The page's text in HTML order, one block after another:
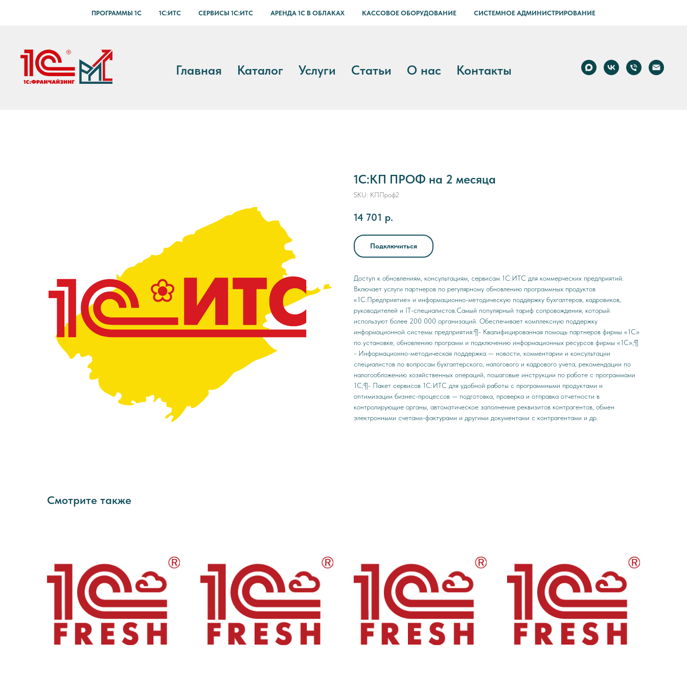
ПРОГРАММЫ 1С 1С:ИТС СЕРВИСЫ 1С:ИТС АРЕНДА 1С В ОБЛАКАХ КАССОВОЕ ОБОРУДОВАНИЕ СИСТЕМНОЕ АДМИНИСТРИРОВАНИЕ
Главная Каталог Услуги Статьи О нас Контакты
1С:КП ПРОФ на 2 месяца
SKU: КППроф2
14 701 р.
Подключиться
Доступ к обновлениям, консультациям, сервисам 1С:ИТС для коммерческих предприятий.
Включает услуги партнеров по регулярному обновлению программных продуктов
«1С:Предприятие» и информационно-методическую поддержку бухгалтеров, кадровиков,
руководителей и IT-специалистов.Самый популярный тариф сопровождения, который
используют более 200 000 организаций. Обеспечивает комплексную поддержку
информационной системы предприятия:¶- Квалифицированная помощь партнеров фирмы «1С»
по установке, обновлению программ и подключению информационных ресурсов фирмы «1С»;¶
- Информационно-методическая поддержка — новости, комментарии и консультации
специалистов по вопросам бухгалтерского, налогового и кадрового учета, рекомендации по
налогообложению хозяйственных операций, пошаговые инструкции по работе с программами
1С;¶- Пакет сервисов 1С:ИТС для удобной работы с программными продуктами и
оптимизации бизнес-процессов — подготовка, проверка и отправка отчетности в
контролирующие органы, автоматическое заполнение реквизитов контрагентов, обмен
электронными счетами-фактурами и другими документами с контрагентами и др.
Смотрите также